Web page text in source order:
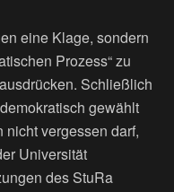
eine Klage, sondern
Prozess“ zu
Schließlich
gewählt
vergessen darf,
Universität
des StuRa